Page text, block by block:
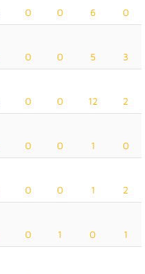
0 0 6 0
0 0 5 3
0 0 12 2
0 0 1 0
0 0 1 2
0 1 0 1